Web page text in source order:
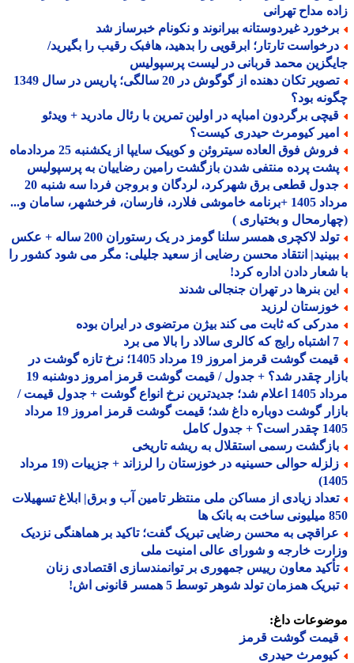
مداح تهرانی
غیردوستانه بیرانوند و نکونام خبرساز شد
تارتار؛ ابرقویی را بدهید، هافبک رقیب را بگیرید/
محمد قربانی در لیست پرسپولیس
تصویر تکان دهنده از گوگوش در 20 سالگی؛ پاریس در سال 1349
بود؟
برگردون امباپه در اولین تمرین با رئال مادرید + ویدئو
کیومرث حیدری کیست؟
فوق العاده سیتروئن و کوییک سایپا از یکشنبه 25 مردادماه
پرده منتفی شدن بازگشت رامین رضاییان به پرسپولیس
جدول قطعی برق شهرکرد، لردگان و بروجن فردا سه شنبه 20
مرداد 1405 +برنامه خاموشی فلارد، فارسان، فرخشهر، سامان و...
و بختیاری )
لاکچری همسر سلنا گومز در یک رستوران 200 ساله + عکس
انتقاد محسن رضایی از سعید جلیلی: مگر می شود کشور را
دادن اداره کرد!
بنرها در تهران جنجالی شدند
لرزید
که ثابت می کند بیژن مرتضوی در ایران بوده
قیمت گوشت قرمز امروز 19 مرداد 1405؛ نرخ تازه گوشت در
بازار چقدر شد؟ + جدول / قیمت گوشت قرمز امروز دوشنبه 19
مرداد 1405 اعلام شد؛ جدیدترین نرخ انواع گوشت + جدول قیمت /
بازار گوشت دوباره داغ شد؛ قیمت گوشت قرمز امروز 19 مرداد
جدول کامل
رسمی استقلال به ریشه تاریخی
زلزله حوالی حسینیه در خوزستان را لرزاند + جزییات (19 مرداد
زیادی از مساکن ملی منتظر تامین آب و برق| ابلاغ تسهیلات
به محسن رضایی تبریک گفت؛ تاکید بر هماهنگی نزدیک
خارجه و شورای عالی امنیت ملی
معاون رییس جمهوری بر توانمندسازی اقتصادی زنان
همزمان تولد شوهر توسط 5 همسر قانونی اش!
داغ:
گوشت قرمز
حیدری